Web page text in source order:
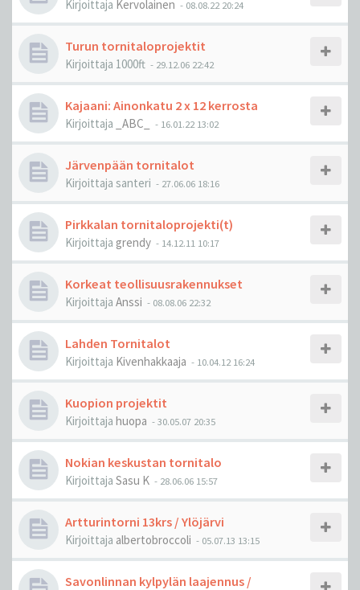
Kirjoittaja Kervolainen - 08.08.22 20:24
Turun tornitaloprojektit
Kirjoittaja 1000ft - 29.12.06 22:42
Kajaani: Ainonkatu 2 x 12 kerrosta
Kirjoittaja _ABC_ - 16.01.22 13:02
Järvenpään tornitalot
Kirjoittaja santeri - 27.06.06 18:16
Pirkkalan tornitaloprojekti(t)
Kirjoittaja grendy - 14.12.11 10:17
Korkeat teollisuusrakennukset
Kirjoittaja Anssi - 08.08.06 22:32
Lahden Tornitalot
Kirjoittaja Kivenhakkaaja - 10.04.12 16:24
Kuopion projektit
Kirjoittaja huopa -30.05.07 20:35
Nokian keskustan tornitalo
Kirjoittaja Sasu K - 28.06.06 15:57
Artturintorni 13krs / Ylöjärvi
Kirjoittaja albertobroccoli - 05.07.13 13:15
Savonlinnan kylpylän laajennus /